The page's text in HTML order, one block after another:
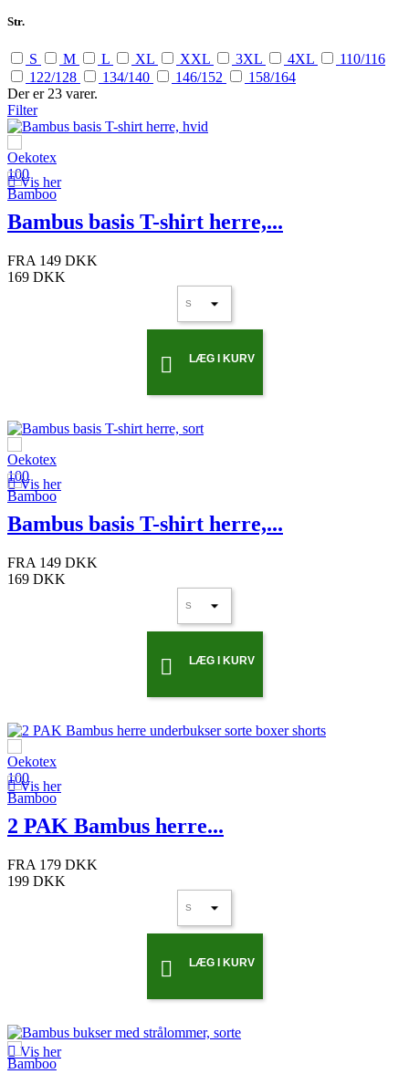
Str.
S M L XL XXL 3XL 4XL
110/116
122/128
134/140 146/152
158/164
Der er 23 varer.
Filter
Vis her
Bambus basis T-shirt herre,...
FRA 149 DKK
169 DKK
 LÆG I KURV
Vis her
Bambus basis T-shirt herre,...
FRA 149 DKK
169 DKK
 LÆG I KURV
Vis her
2 PAK Bambus herre...
FRA 179 DKK
199 DKK
 LÆG I KURV
Vis her